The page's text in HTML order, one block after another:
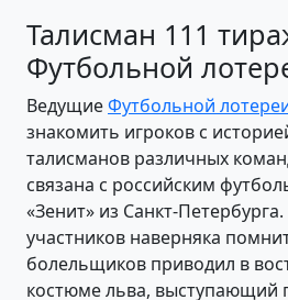
Талисман 111
Футбольной
ВедущиеФутбольной
знакомить игроков с
талисманов различных
связана с российским
«Зенит» из Санкт-
участников наверняка
болельщиков приводил в
костюме льва, выступающий